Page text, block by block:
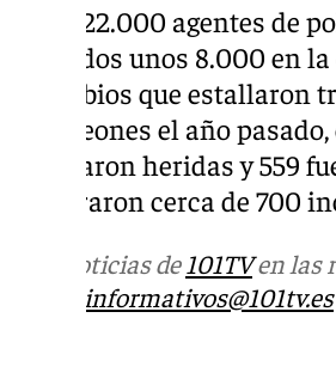
Unos 22.000 agentes de
incluidos unos 8.000 en
disturbios que estallaron
Campeones el año
resultaron heridas y 559
registraron cerca de 700
Más noticias de101TVen las
informativos@101tv.es